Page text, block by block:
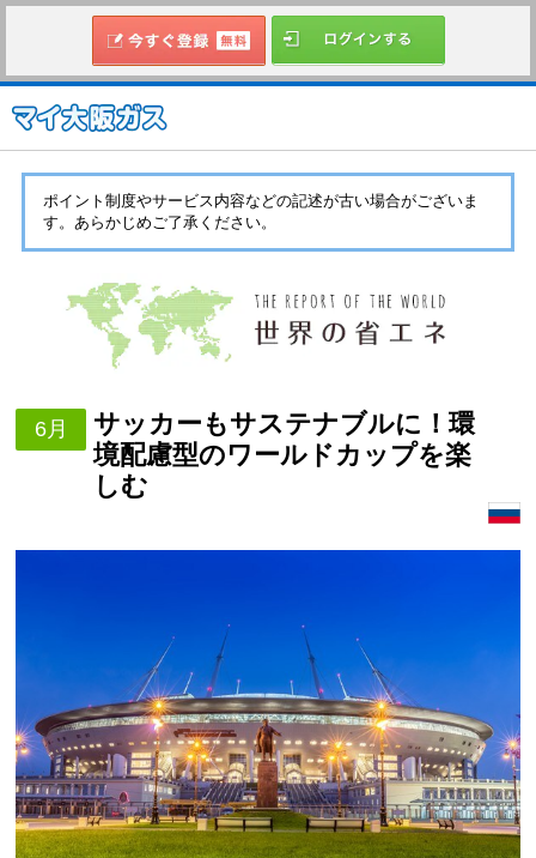
ポイント制度やサービス内容などの記述が古い場合がございま
す。あらかじめご了承ください。
6月
サッカーもサステナブルに！環
境配慮型のワールドカップを楽
しむ